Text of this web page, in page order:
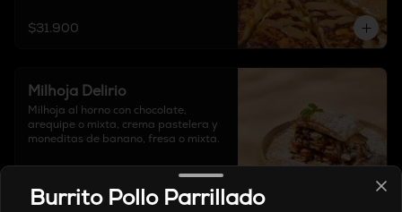
$31.900
Milhoja Delirio
Milhoja al horno con chocolate,
arequipe o mixta, crema pastelera y
moneditas de banano, fresa o mixta.
$31.900
Burrito Pollo Parrillado